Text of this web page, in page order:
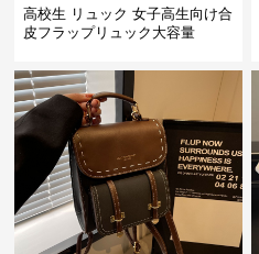
高校生 リュック 女子高生向け合
皮フラップリュック大容量